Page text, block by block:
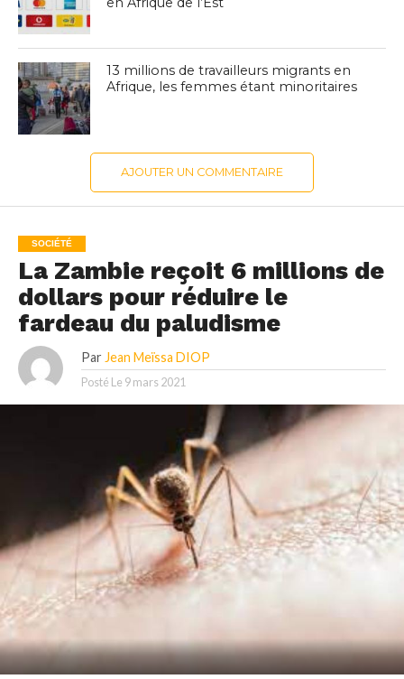
13 millions de travailleurs migrants en
Afrique, les femmes étant minoritaires
AJOUTER UN COMMENTAIRE
SOCIÉTÉ
La Zambie reçoit 6 millions de
dollars pour réduire le
fardeau du paludisme
Par Jean Meïssa DIOP
Posté Le 9 mars 2021